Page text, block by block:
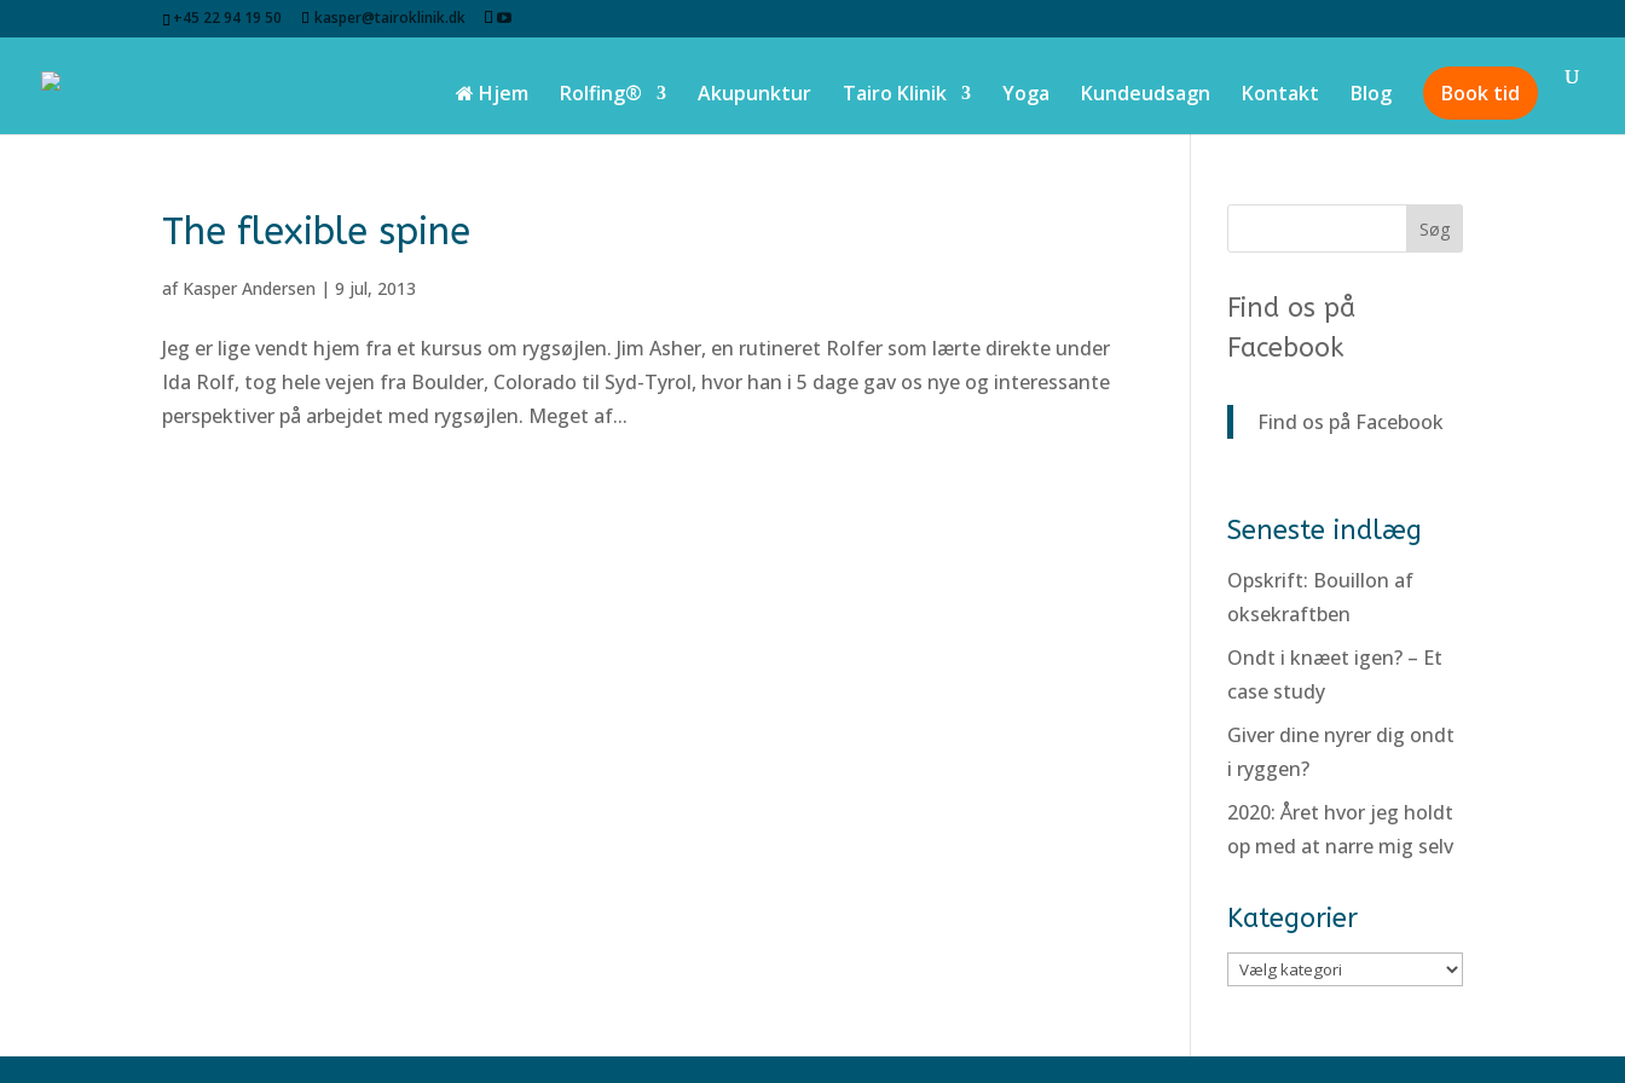
+45 22 94 19 50 kasper@tairoklinik.dk
Hjem Rolfing® Akupunktur Tairo Klinik Yoga Kundeudsagn Kontakt Blog Book tid
The flexible spine
af Kasper Andersen |9 jul, 2013
Jeg er lige vendt hjem fra et kursus om rygsøjlen. Jim Asher, en rutineret Rolfer som lærte direkte under
Ida Rolf, tog hele vejen fra Boulder, Colorado til Syd-Tyrol, hvor han i 5 dage gav os nye og interessante
perspektiver på arbejdet med rygsøjlen. Meget af...
Find os på
Facebook
Find os på Facebook
Seneste indlæg
Opskrift: Bouillon af
oksekraftben
Ondt i knæet igen? – Et
case study
Giver dine nyrer dig ondt
i ryggen?
2020: Året hvor jeg holdt
op med at narre mig selv
Kategorier
Kategorier